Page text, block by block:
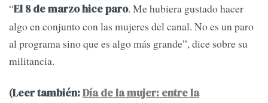
“El 8 de marzo hice paro. Me hubiera gustado hacer
algo en conjunto con las mujeres del canal. No es un paro
al programa sino que es algo más grande”, dice sobre su
militancia.
(Leer también:Día de la mujer: entre la